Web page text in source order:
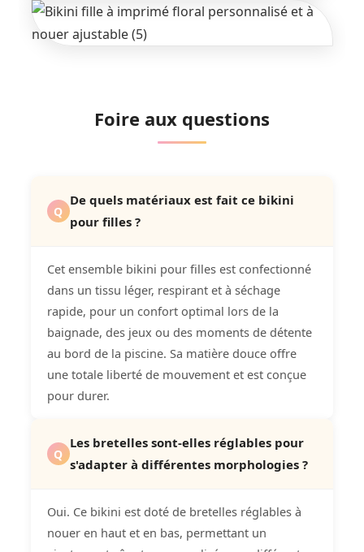
Foire aux questions
Q
De quels matériaux est fait ce bikini
pour filles ?
Cet ensemble bikini pour filles est confectionné
dans un tissu léger, respirant et à séchage
rapide, pour un confort optimal lors de la
baignade, des jeux ou des moments de détente
au bord de la piscine. Sa matière douce offre
une totale liberté de mouvement et est conçue
pour durer.
Q
Les bretelles sont-elles réglables pour
s'adapter à différentes morphologies ?
Oui. Ce bikini est doté de bretelles réglables à
nouer en haut et en bas, permettant un